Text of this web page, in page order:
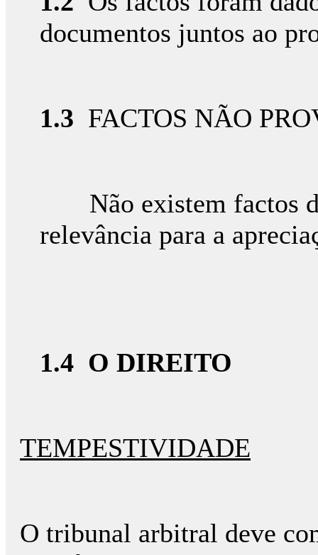
documentos juntos ao
1.3 FACTOS NÃO
Não existem factos
relevância para a
1.4 O DIREITO
TEMPESTIVIDADE
O tribunal arbitral deve